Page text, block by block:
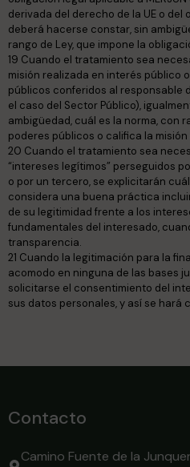
derivada del derecho de la UE o
deberá hacerse constar, sin
rango de Ley, que impone la
19 Cuando el tratamiento sea
misión realizada en interés público
públicos conferidos al responsable
el caso del Sector Público),
ambigüedad, cuál es la norma, con
poderes públicos o califica la
20 Cuando el tratamiento sea
“intereses legítimos” perseguidos
o por un tercero, se explicitarán
considera una buena práctica
de su legitimidad frente a los
fundamentales del interesado,
transparencia.
21 Cuando la legitimación para la
acomodo en ninguna de las bases
solicitarse el consentimiento del
sus datos personales, y así se hará
Contacto
Camino Fuente de la